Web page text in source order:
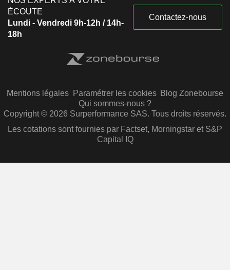
ÉCOUTE
Lundi - Vendredi 9h-12h / 14h-
18h
Contactez-nous
Mentions légales Paramétrer les cookies Blog Zonebourse
Qui sommes-nous ?
Copyright © 2026 Surperformance SAS. Tous droits réservés.
Les cotations sont fournies par Factset, Morningstar et S&P
Capital IQ